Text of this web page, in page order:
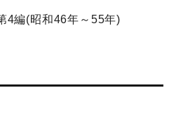
4編(昭和46年～55年)